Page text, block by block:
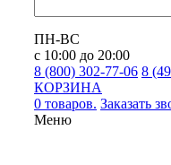
ПН-ВС
с 10:00 до 20:00
8 (800) 302-77-06 8
КОРЗИНА
0 товаров. Заказать
Меню